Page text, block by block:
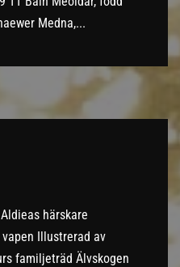
Medna,...
härskare
Illustrerad av
familjeträd Älvskogen